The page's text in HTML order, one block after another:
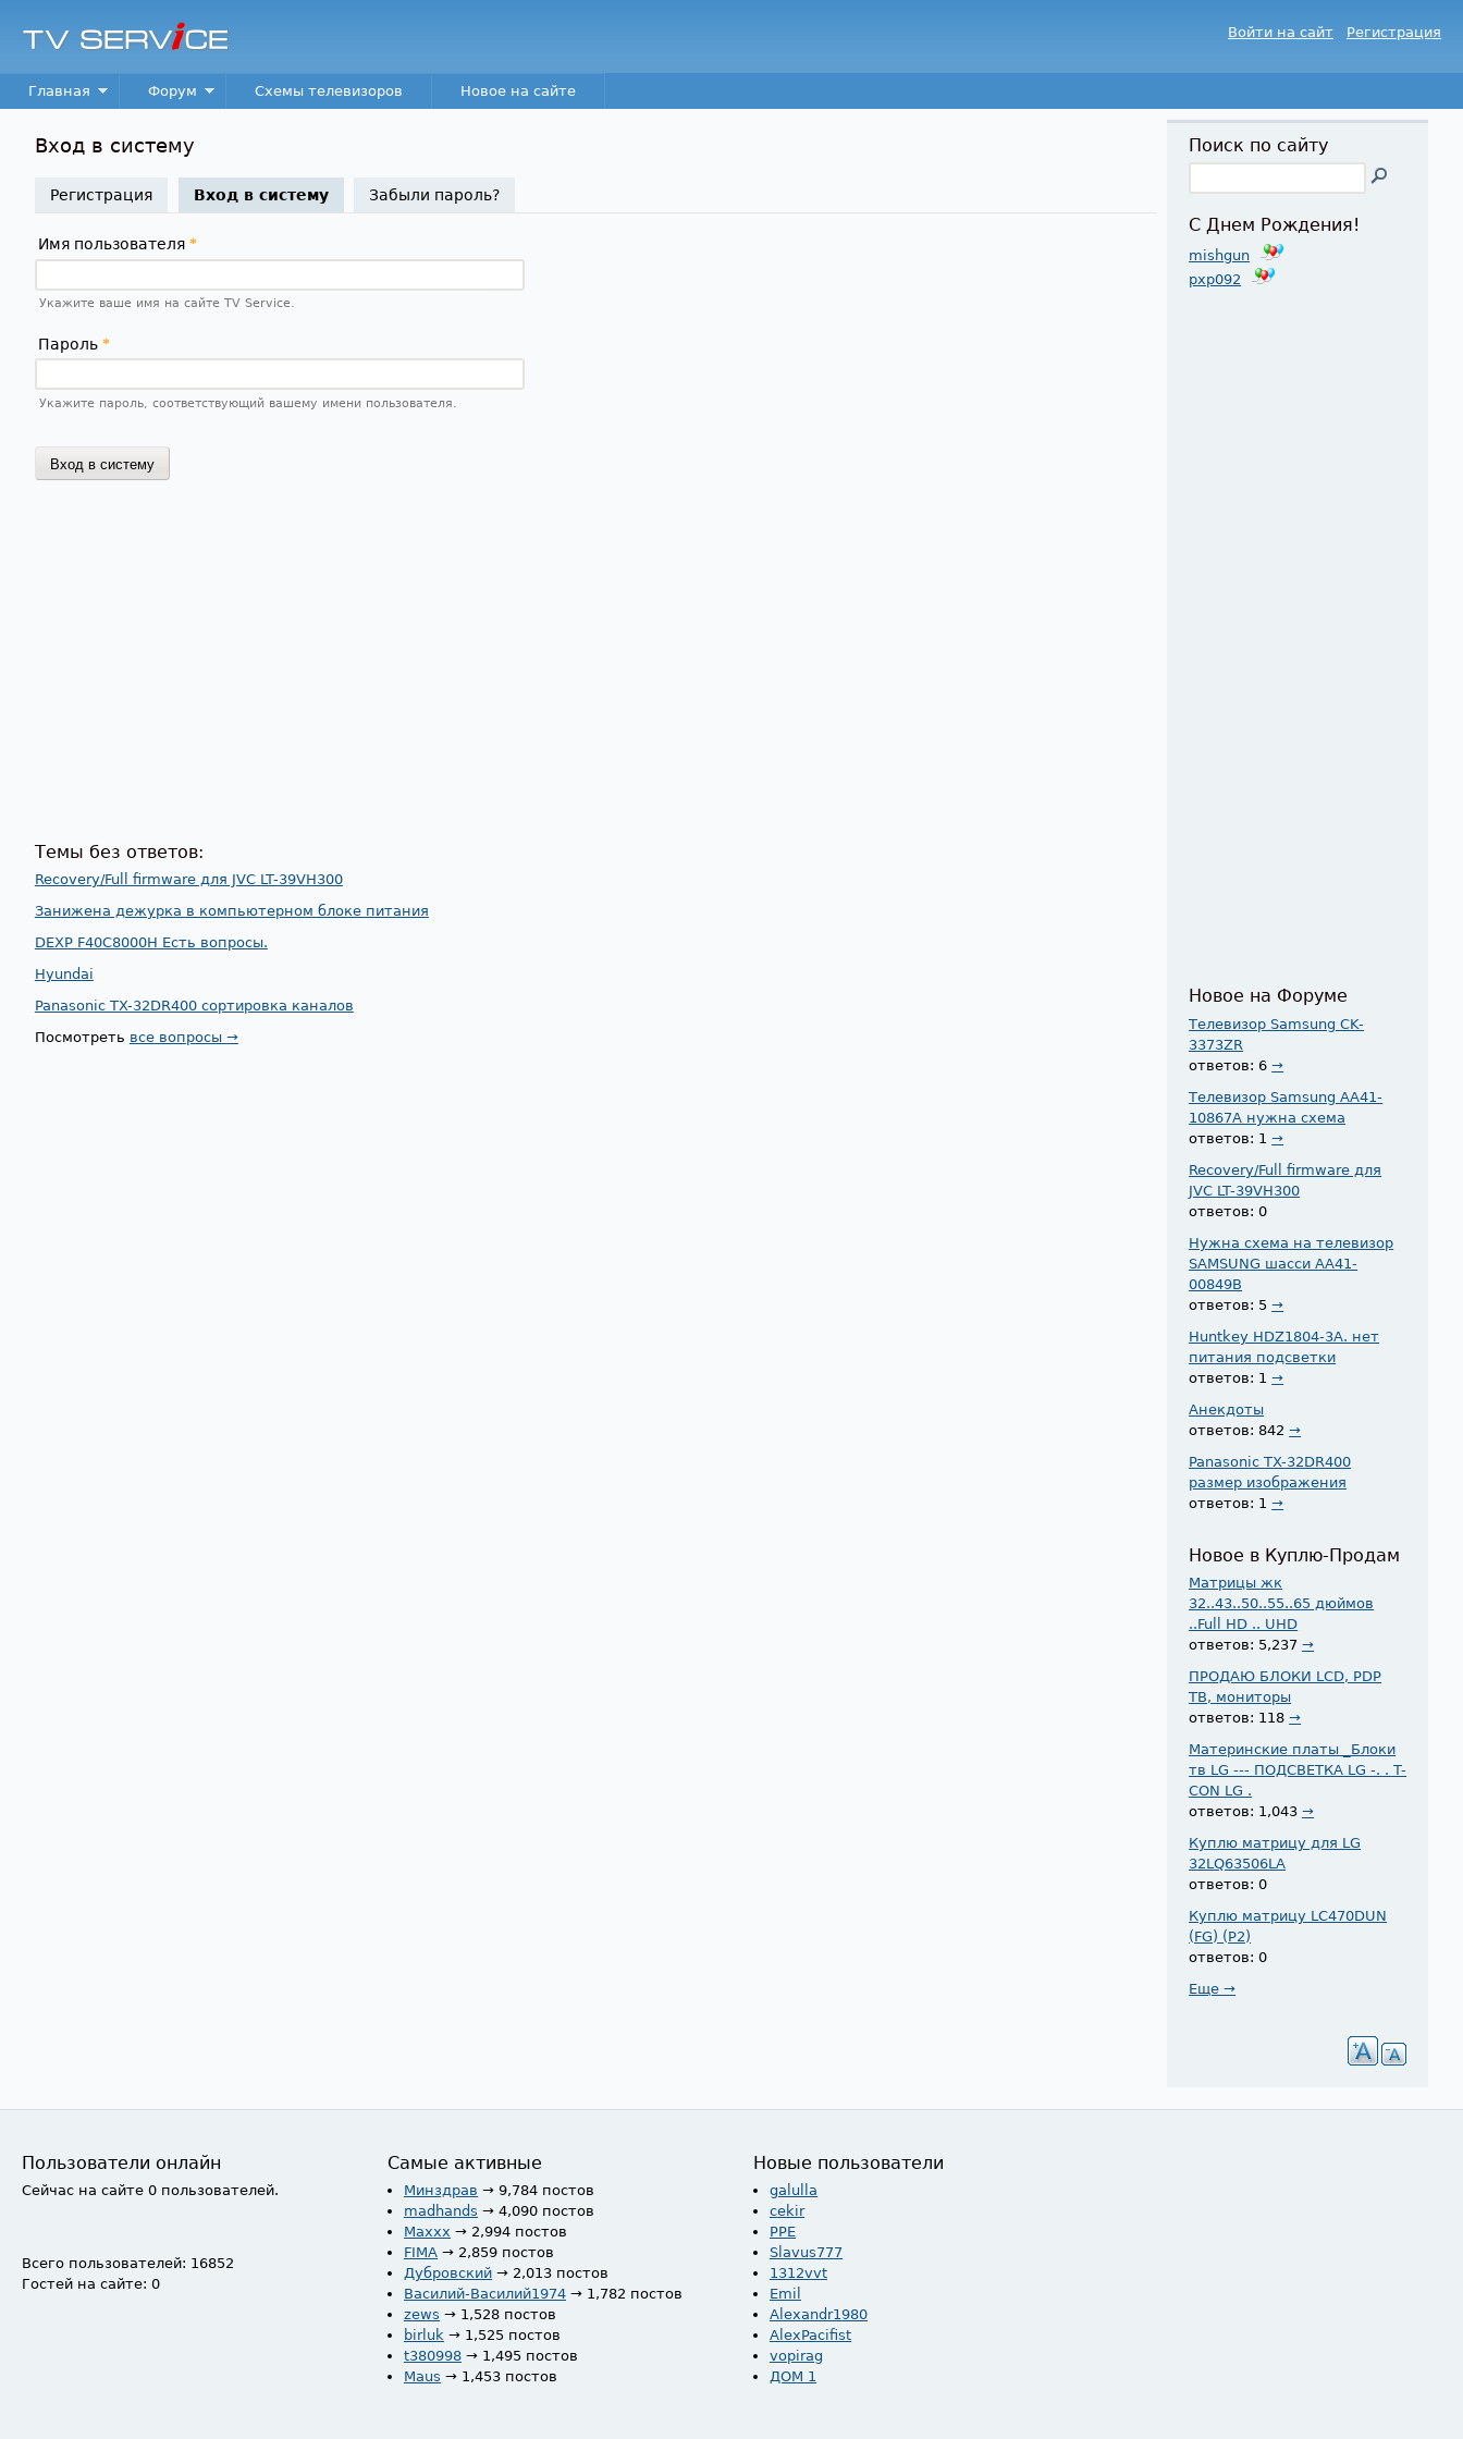
TV
Service
Войти на сайт Регистрация
Main menu
Главная Форум Схемы телевизоров Новое на сайте
Вход в систему
Регистрация Вход в систему(активная вкладка)
Забыли пароль?
Имя пользователя *
Укажите ваше имя на сайте TV Service.
Пароль *
Укажите пароль, соответствующий вашему имени пользователя.
Темы без ответов:
Recovery/Full firmware для JVC LT-39VH300
Занижена дежурка в компьютерном блоке питания
DEXP F40C8000H Есть вопросы.
Hyundai
Panasonic TX-32DR400 сортировка каналов
Посмотреть все вопросы →
Поиск по сайту
С Днем Рождения!
mishgun
pxp092
Новое на Форуме
Телевизор Samsung CK-
3373ZR
ответов: 6→
Телевизор Samsung AA41-
10867A нужна схема
ответов: 1→
Recovery/Full firmware для
JVC LT-39VH300
ответов: 0
Нужна схема на телевизор
SAMSUNG шасси AA41-
00849B
ответов: 5→
Huntkey HDZ1804-3A. нет
питания подсветки
ответов: 1→
Анекдоты
ответов: 842→
Panasonic TX-32DR400
размер изображения
ответов: 1→
Новое в Куплю-Продам
Матрицы жк
32..43..50..55..65 дюймов
..Full HD .. UHD
ответов: 5,237→
ПРОДАЮ БЛОКИ LCD, PDP
ТВ, мониторы
ответов: 118→
Материнские платы _Блоки
тв LG --- ПОДСВЕТКА LG -. . T-
CON LG .
ответов: 1,043→
Куплю матрицу для LG
32LQ63506LA
ответов: 0
Куплю матрицу LC470DUN
(FG) (P2)
ответов: 0
Еще →
Пользователи онлайн
Сейчас на сайте 0 пользователей.
Всего пользователей: 16852
Гостей на сайте: 0
Самые активные
Минздрав → 9,784 постов
madhands → 4,090 постов
Maxxx → 2,994 постов
FIMA → 2,859 постов
Дубровский → 2,013 постов
Василий-Василий1974 → 1,782 постов
zews → 1,528 постов
birluk → 1,525 постов
t380998 → 1,495 постов
Maus → 1,453 постов
Новые пользователи
galulla
cekir
PPE
Slavus777
1312vvt
Emil
Alexandr1980
AlexPacifist
vopirag
ДОМ 1